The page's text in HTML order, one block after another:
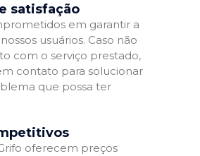
satisfação
em garantir a
usuários. Caso não
com o serviço prestado,
contato para solucionar
que possa ter
oferecem preços